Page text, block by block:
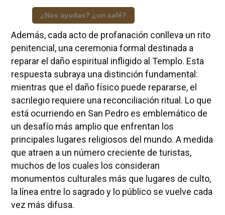
¿Nos ayudas? ¿un café?
Además, cada acto de profanación conlleva un rito
penitencial, una ceremonia formal destinada a
reparar el daño espiritual infligido al Templo. Esta
respuesta subraya una distinción fundamental:
mientras que el daño físico puede repararse, el
sacrilegio requiere una reconciliación ritual. Lo que
está ocurriendo en San Pedro es emblemático de
un desafío más amplio que enfrentan los
principales lugares religiosos del mundo. A medida
que atraen a un número creciente de turistas,
muchos de los cuales los consideran
monumentos culturales más que lugares de culto,
la línea entre lo sagrado y lo público se vuelve cada
vez más difusa.